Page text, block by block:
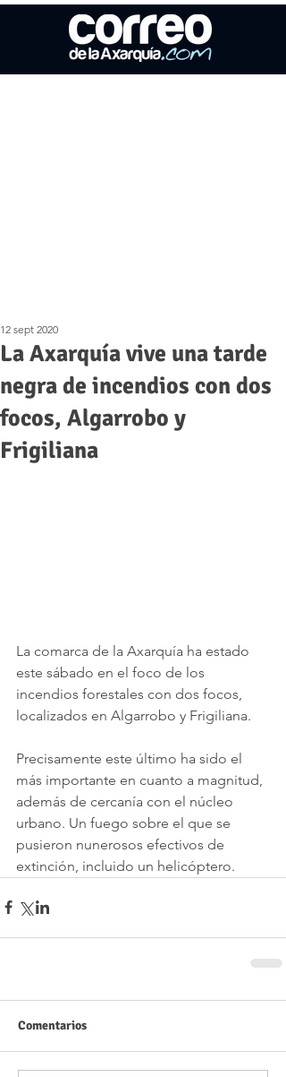
La Axarquía vive una tarde
negra de incendios con dos
focos, Algarrobo y
Frigiliana
12 sept 2020
La comarca de la Axarquía ha estado
este sábado en el foco de los
incendios forestales con dos focos,
localizados en Algarrobo y Frigiliana.
Precisamente este último ha sido el
más importante en cuanto a magnitud,
además de cercanía con el núcleo
urbano. Un fuego sobre el que se
pusieron nunerosos efectivos de
extinción, incluido un helicóptero.
Comentarios